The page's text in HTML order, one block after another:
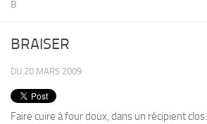
PRODUITS
B
BRAISER
DU 20 MARS 2009
Faire cuire à four doux, dans un récipient clos.